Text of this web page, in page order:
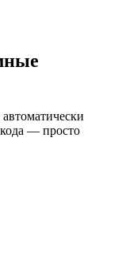
кода — просто